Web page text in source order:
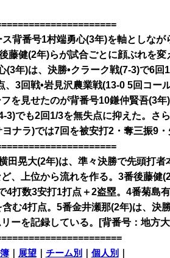
背番号1村端勇心(3年)を軸としな
藤健(2年)らが試合ごとに顔ぶれを
(3年)は、決勝•クラーク戦(7-3)で6回
、3回戦•岩見沢農業戦(13-0 5回コー
を見せたのが背番号10鎌仲賢吾(3
3)でも2回1/3を無失点に抑えた。さ
ナラ)では7回を被安打2・奪三振9・
田晃大(2年)は、準々決勝で先頭打
、上位から流れを作る。3番後藤健
4打数3安打1打点＋2盗塁。4番菊島
む4打点。5番金井瀬那(2年)は、決
ーを記録している。[背番号：地方
｜ 展望｜ チーム別 ｜ 個人別 ｜